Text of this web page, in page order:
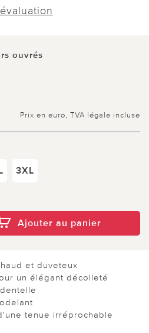
ouvrés
Prix en euro, TVA légale incluse
3XL
Ajouter au panier
et duveteux
un élégant décolleté
tenue irréprochable